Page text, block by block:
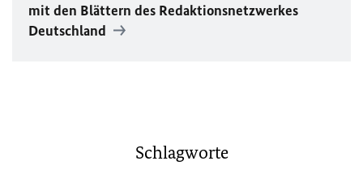
mit den Blättern des Redaktionsnetzwerkes
Deutschland
Schlagworte